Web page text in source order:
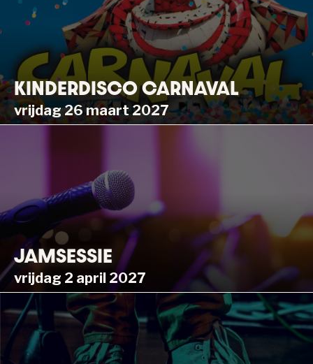
KINDERDISCO CARNAVAL
vrijdag 26 maart 2027
JAMSESSIE
vrijdag 2 april 2027